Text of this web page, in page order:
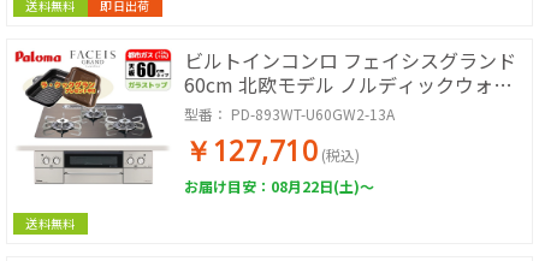
送料無料 即日出荷
送料無料
ビルトインコンロ フェイシスグランド
60cm 北欧モデル ノルディックウォル
ナット 都市ガス用【日本製】台数限
定!!ラ・クックグランサービス!
型番： PD-893WT-U60GW2-13A
￥127,710 (税込)
お届け目安：08月22日(土)～